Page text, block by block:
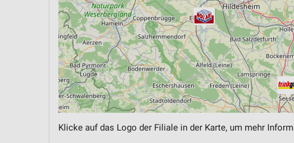
Klicke auf das Logo der Filiale in der Karte, um mehr